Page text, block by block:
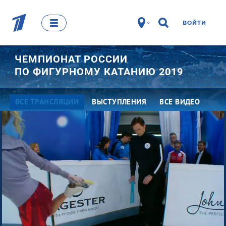
ВОЙТИ
ЧЕМПИОНАТ РОССИИ
ПО ФИГУРНОМУ КАТАНИЮ 2019
ВСЕ ТРАНСЛЯЦИИ ВЫСТУПЛЕНИЯ ВСЕ ВИДЕО